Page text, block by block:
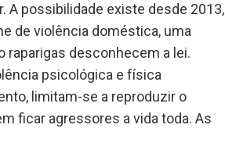
A possibilidade existe desde 2013,
de violência doméstica, uma
raparigas desconhecem a lei.
psicológica e física
limitam-se a reproduzir o
ficar agressores a vida toda. As